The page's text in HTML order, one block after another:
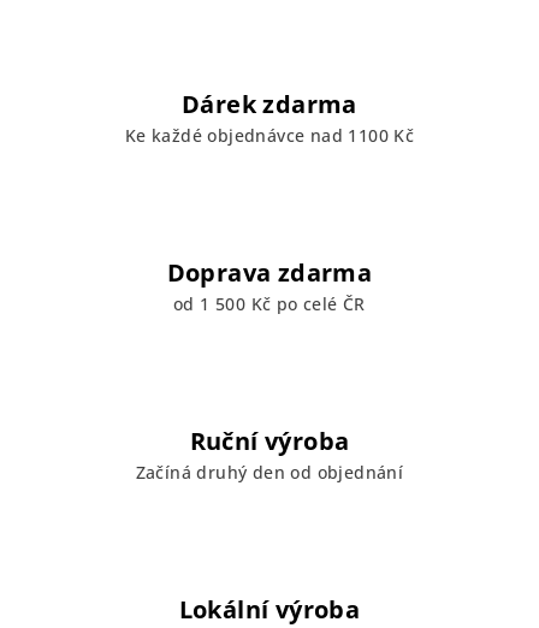
Dárek zdarma
Ke každé objednávce nad 1100 Kč
Doprava zdarma
od 1 500 Kč po celé ČR
Ruční výroba
Začíná druhý den od objednání
Lokální výroba